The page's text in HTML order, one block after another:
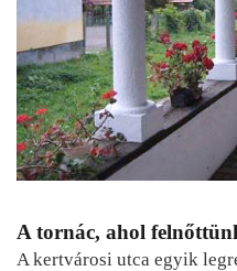
A tornác, ahol
A kertvárosi utca egyik